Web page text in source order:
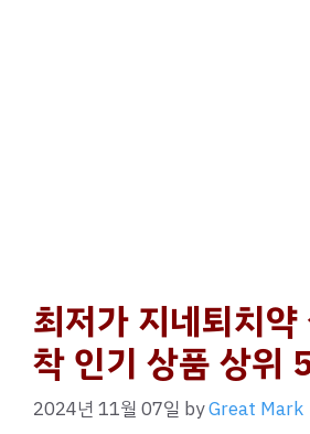
최저가 지네퇴치
착 인기 상품 상위
2024년 11월 07일 byGreat Mark